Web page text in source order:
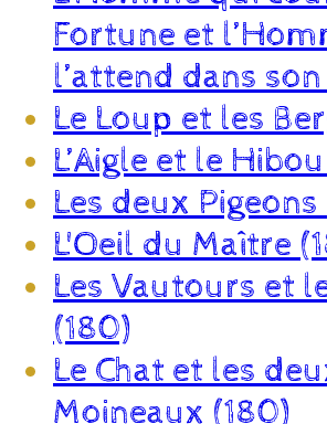
Fortune et
l’attend dans
Le Loup et les
L’Aigle et le
Les deux Pigeons
L'Oeil du Maître
Les Vautours et
(180)
Le Chat et les
Moineaux (180)